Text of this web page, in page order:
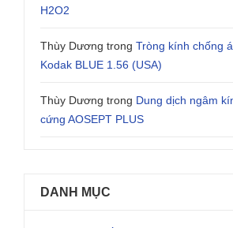
H2O2
Thùy Dương trong Tròng kính chống
Kodak BLUE 1.56 (USA)
Thùy Dương trong Dung dịch ngâm
cứng AOSEPT PLUS
DANH MỤC